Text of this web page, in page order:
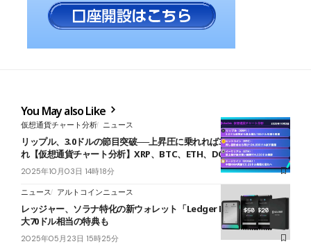
You May also Like
仮想通貨チャート分析 ニュース
リップル、3.0ドルの節目突破──上昇圧に乗れれば3.2ドルを狙う流
れ【仮想通貨チャート分析】XRP、BTC、ETH、DOGE
2025年10月03日 14時18分
ニュース アルトコインニュース
レッジャー、ソラナ特化の新ウォレット「Ledger Flex」発表──最
大70ドル相当の特典も
2025年05月23日 15時25分